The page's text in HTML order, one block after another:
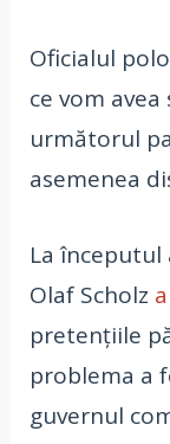
Oficialul
ce vom avea
următorul
asemenea
La începutul
Olaf Scholz
pretențiile
problema a
guvernul